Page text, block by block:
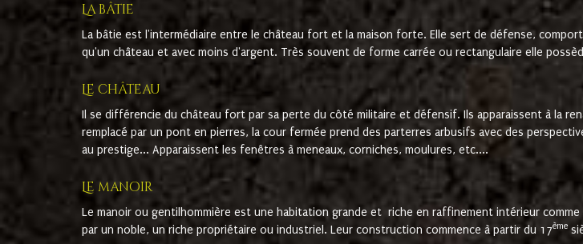
La bâtie
La bâtie est l'intermédiaire entre le château fort et la maison forte. Elle sert de défense,
qu'un château et avec moins d'argent. Très souvent de forme carrée ou rectangulaire elle
Le château
Il se différencie du château fort par sa perte du côté militaire et défensif. Ils apparaissent à la
remplacé par un pont en pierres, la cour fermée prend des parterres arbusifs avec des
au prestige... Apparaissent les fenêtres à meneaux, corniches, moulures, etc....
Le manoir
Le manoir ou gentilhommière est une habitation grande et riche en raffinement intérieur
par un noble, un riche propriétaire ou industriel. Leur construction commence à partir du 17ème